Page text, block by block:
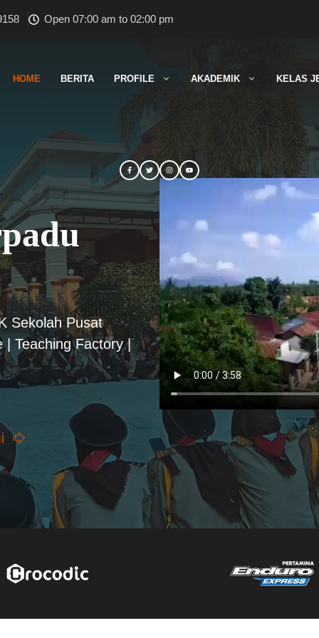
Open 07:00 am to 02:00 pm
HOME BERITA PROFILE AKADEMIK KELAS
Sekolah Pusat
| Teaching Factory |